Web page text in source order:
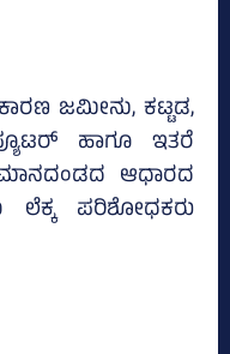
ಜಮೀನು, ಕಟ್ಟಡ,
ಹಾಗೂ ಇತರೆ
ಮಾನದಂಡದ ಆಧಾರದ
ಪರಿಶೋಧಕರು